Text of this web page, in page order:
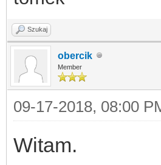
Szukaj
obercik
Member
09-17-2018, 08:00
Witam.